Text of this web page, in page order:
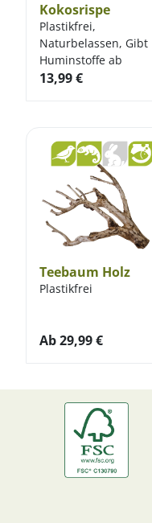
Kokosrispe
Plastikfrei,
Naturbelassen, Gibt
Huminstoffe ab
13,99€
Teebaum Holz
Plastikfrei
Ab29,99€